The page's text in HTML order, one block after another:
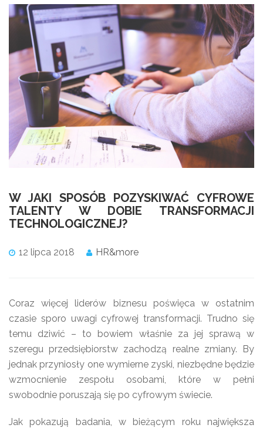
W JAKI SPOSÓB POZYSKIWAĆ CYFROWE
TALENTY W DOBIE TRANSFORMACJI
TECHNOLOGICZNEJ?
12 lipca 2018 HR&more
Coraz więcej liderów biznesu poświęca w ostatnim
czasie sporo uwagi cyfrowej transformacji. Trudno się
temu dziwić – to bowiem właśnie za jej sprawą w
szeregu przedsiębiorstw zachodzą realne zmiany. By
jednak przyniosły one wymierne zyski, niezbędne będzie
wzmocnienie zespołu osobami, które w pełni
swobodnie poruszają się po cyfrowym świecie.
Jak pokazują badania, w bieżącym roku największa